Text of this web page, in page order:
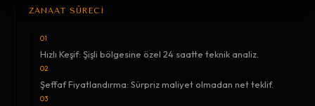
ZANAAT SÜRECİ
01
Hızlı Keşif: Şişli bölgesine özel 24 saatte teknik analiz.
02
Şeffaf Fiyatlandırma: Sürpriz maliyet olmadan net teklif.
03